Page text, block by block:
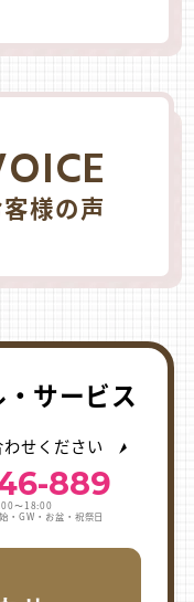
様の声
サービス
せください
889
〜18:00
・GW・お盆・祝祭日